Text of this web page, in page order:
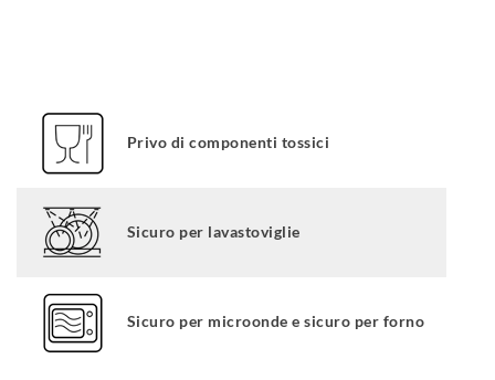
Privo di componenti tossici
Sicuro per lavastoviglie
Sicuro per microonde e sicuro per forno